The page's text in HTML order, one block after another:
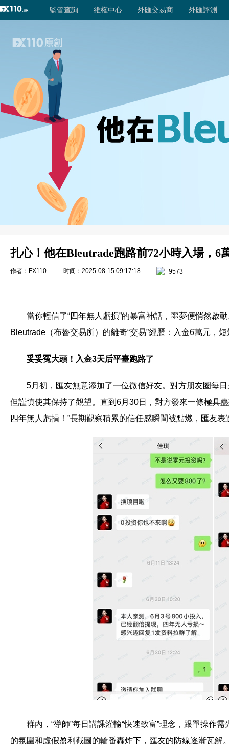
外匯交易商 監管查詢 監管評級
扎心！他在Bleutrade跑路前72小時入場，6
作者：FX110 时间：2025-08-15 09:17:18 9573
當你輕信了“四年無人虧損”的暴富神話，噩夢便悄然啟
Bleutrade（布魯交易所）的離奇“交易”經歷：入金6萬元，
妥妥冤大頭！入金3天后平臺跑路了
5月初，匯友無意添加了一位微信好友。對方朋友圈每
但謹慎使其保持了觀望。直到6月30日，對方發來一條極具
四年無人虧損！”長期觀察積累的信任感瞬間被點燃，匯友
群內，“導師”每日講課灌輸“快速致富”理念，跟單操作
的氛圍和虛假盈利截圖的輪番轟炸下，匯友的防線逐漸瓦
監管查詢 維權中心 外匯交易商 外匯評測